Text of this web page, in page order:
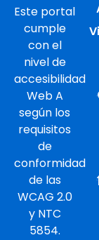
Este portal
cumple
con el
nivel de
accesibilidad
Web A
según los
requisitos
de
conformidad
de las
WCAG 2.0
y NTC
5854.